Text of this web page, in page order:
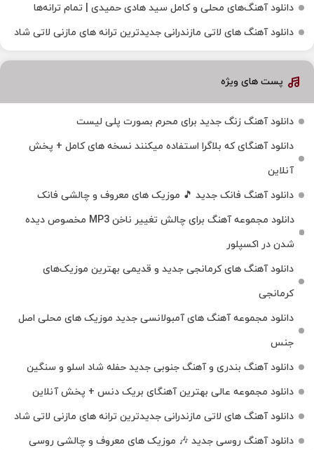
دانلود آهنگ‌های محلی و کامل سید هادی حمیدی | تمام ترانه‌ها
دانلود آهنگ‌ های لاتی مازندرانی جدیدترین ترانه های مازنی لاتی شاد
پست های ویژه
دانلود آهنگ زنگ جدید برای محرم بصورت پلی لیست
دانلود آهنگای که بلاگرا استفاده میکنند نسخه های کامل + پخش
آنلاین
دانلود آهنگ فانک جدید 🎵 موزیک‌ های معروف و چالشی فانک
دانلود مجموعه آهنگ برای چالش تغییر ناخن MP3 مخصوص دیده
شدن در اکسپلور
دانلود آهنگ‌ های کرمانجی جدید و قدیمی بهترین موزیک‌های
کرمانجی
دانلود مجموعه آهنگ های آمبولانسی جدید موزیک های محلی اصل
جنس
دانلود آهنگ بندری و آهنگ جنوبی جدید حفله شاد اسلو و سنگین
دانلود مجموعه عالی بهترین آهنگای بریک دنس + پخش آنلاین
دانلود آهنگ‌ های لاتی مازندرانی جدیدترین ترانه های مازنی لاتی شاد
دانلود آهنگ روسی جدید 🎶 موزیک‌ های معروف و چالشی روسی